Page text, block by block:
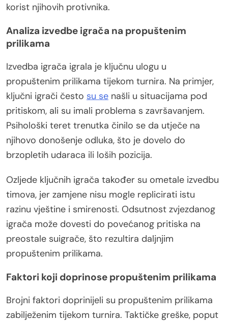
korist njihovih protivnika.
Analiza izvedbe igrača na propuštenim
prilikama
Izvedba igrača igrala je ključnu ulogu u
propuštenim prilikama tijekom turnira. Na primjer,
ključni igrači često su se našli u situacijama pod
pritiskom, ali su imali problema s završavanjem.
Psihološki teret trenutka činilo se da utječe na
njihovo donošenje odluka, što je dovelo do
brzopletih udaraca ili loših pozicija.
Ozljede ključnih igrača također su ometale izvedbu
timova, jer zamjene nisu mogle replicirati istu
razinu vještine i smirenosti. Odsutnost zvjezdanog
igrača može dovesti do povećanog pritiska na
preostale suigrače, što rezultira daljnjim
propuštenim prilikama.
Faktori koji doprinose propuštenim prilikama
Brojni faktori doprinijeli su propuštenim prilikama
zabilježenim tijekom turnira. Taktičke greške, poput